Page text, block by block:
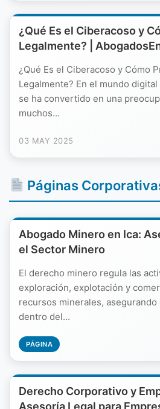
¿Qué Es el Ciberacoso y
Legalmente? |
¿Qué Es el Ciberacoso y Cómo
Legalmente? En el mundo
se ha convertido en una
muchos...
03 MAY 2025
Páginas
Abogado Minero en Ica:
el Sector Minero
El derecho minero regula las
exploración, explotación y
recursos minerales,
dentro del...
PÁGINA
Derecho Corporativo y
Asesoría Legal para